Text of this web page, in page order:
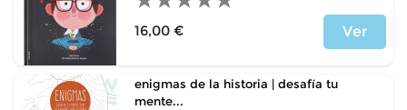
16,00 €
Ver
enigmas de la historia | desafía tu
mente...